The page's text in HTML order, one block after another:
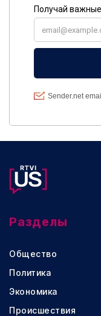
Разделы
Общество
Политика
Экономика
Происшествия